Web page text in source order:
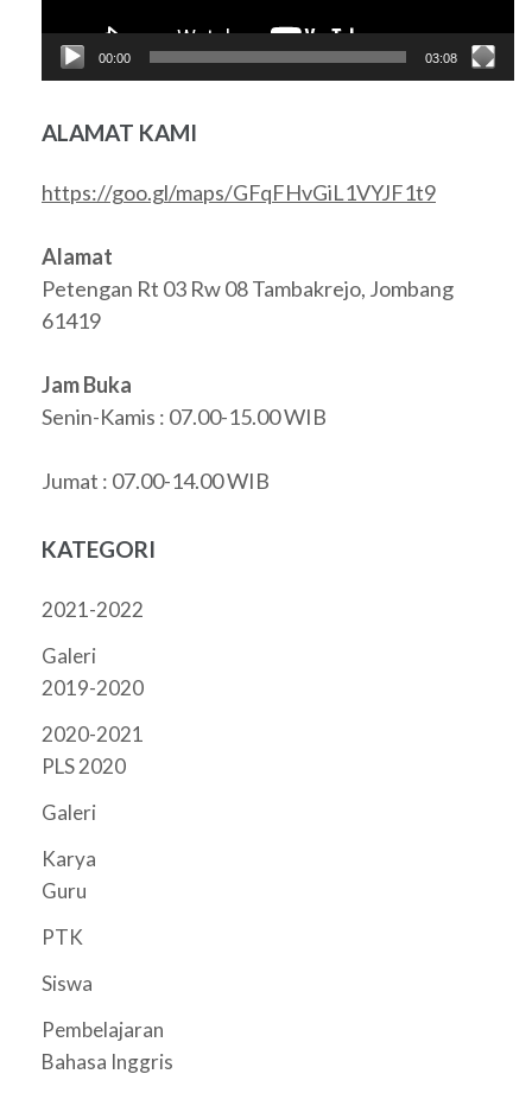
00:00 03:08
ALAMAT KAMI
https://goo.gl/maps/GFqFHvGiL1VYJF1t9
Alamat
Petengan Rt 03 Rw 08 Tambakrejo, Jombang
61419
Jam Buka
Senin-Kamis : 07.00-15.00 WIB
Jumat : 07.00-14.00 WIB
KATEGORI
2021-2022
Galeri
2019-2020
2020-2021
PLS 2020
Galeri
Karya
Guru
PTK
Siswa
Pembelajaran
Bahasa Inggris